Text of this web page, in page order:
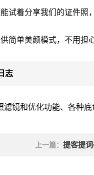
试着分享我们的证件照
简单美颜模式，不用担
志
滤镜和优化功能、各种底
上一篇： 提客提